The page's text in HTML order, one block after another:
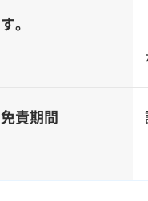
す。
免責期間